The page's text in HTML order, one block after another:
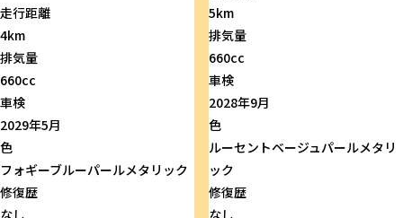
走行距離
4km
排気量
660cc
車検
2029年5月
色
フォギーブルーパールメタリック
修復歴
なし
5km
排気量
660cc
車検
2028年9月
色
ルーセントベージュパールメタリ
ック
修復歴
なし